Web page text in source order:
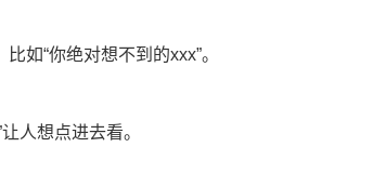
如“你绝对想不到的xxx”。
人想点进去看。